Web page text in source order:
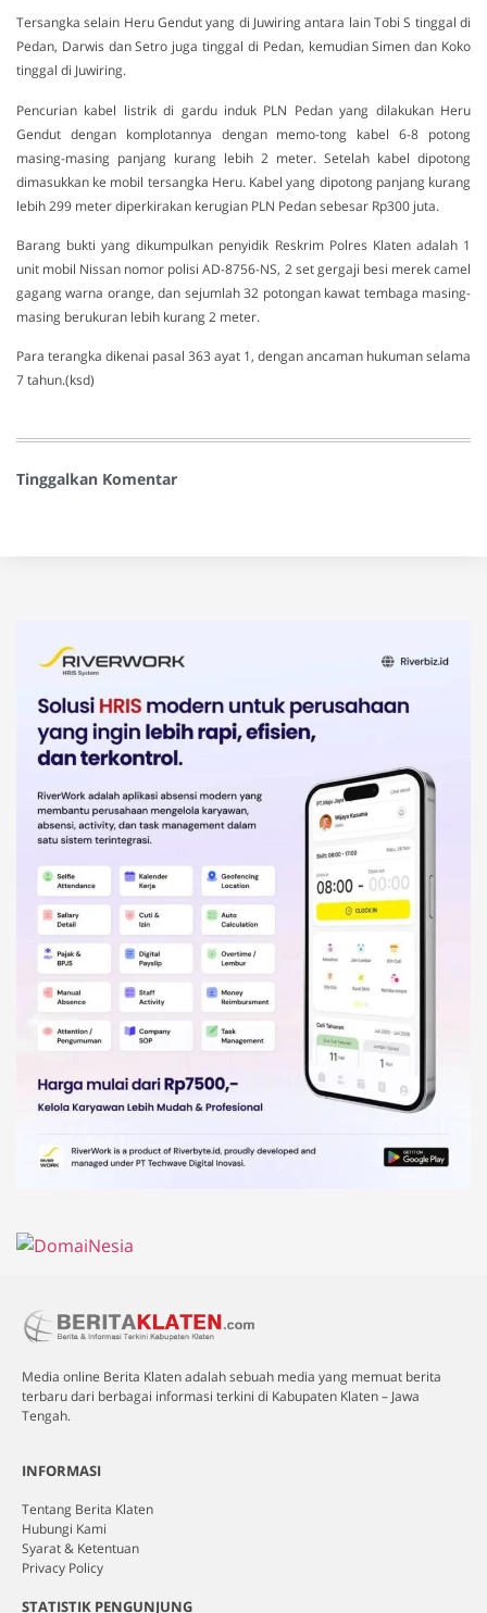
Tersangka selain Heru Gendut yang di Juwiring antara lain Tobi S tinggal di
Pedan, Darwis dan Setro juga tinggal di Pedan, kemudian Simen dan Koko
tinggal di Juwiring.
Pencurian kabel listrik di gardu induk PLN Pedan yang dilakukan Heru
Gendut dengan komplotannya dengan memo-tong kabel 6-8 potong
masing-masing panjang kurang lebih 2 meter. Setelah kabel dipotong
dimasukkan ke mobil tersangka Heru. Kabel yang dipotong panjang kurang
lebih 299 meter diperkirakan kerugian PLN Pedan sebesar Rp300 juta.
Barang bukti yang dikumpulkan penyidik Reskrim Polres Klaten adalah 1
unit mobil Nissan nomor polisi AD-8756-NS, 2 set gergaji besi merek camel
gagang warna orange, dan sejumlah 32 potongan kawat tembaga masing-
masing berukuran lebih kurang 2 meter.
Para terangka dikenai pasal 363 ayat 1, dengan ancaman hukuman selama
7 tahun.(ksd)
Tinggalkan Komentar
Media online Berita Klaten adalah sebuah media yang memuat berita
terbaru dari berbagai informasi terkini di Kabupaten Klaten – Jawa
Tengah.
INFORMASI
Tentang Berita Klaten
Hubungi Kami
Syarat & Ketentuan
Privacy Policy
STATISTIK PENGUNJUNG